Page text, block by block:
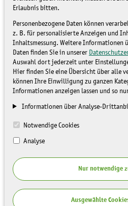
Erlaubnis bitten.
Personenbezogene Daten können
z. B. für personalisierte Anzeigen und
Inhaltsmessung. Weitere Informationen
Daten finden Sie in unserer
Auswahl dort jederzeit unter
Hier finden Sie eine Übersicht über alle
können Ihre Einwilligung zu ganzen
Informationen anzeigen lassen und so
Informationen über Analyse-
Notwendige Cookies
Analyse
Nur notwendige
Ausgewählte
Unterstützung
Förderung des
und der
Sachsen
FÖRDERUNG/
UNTERSTÜTZUNG